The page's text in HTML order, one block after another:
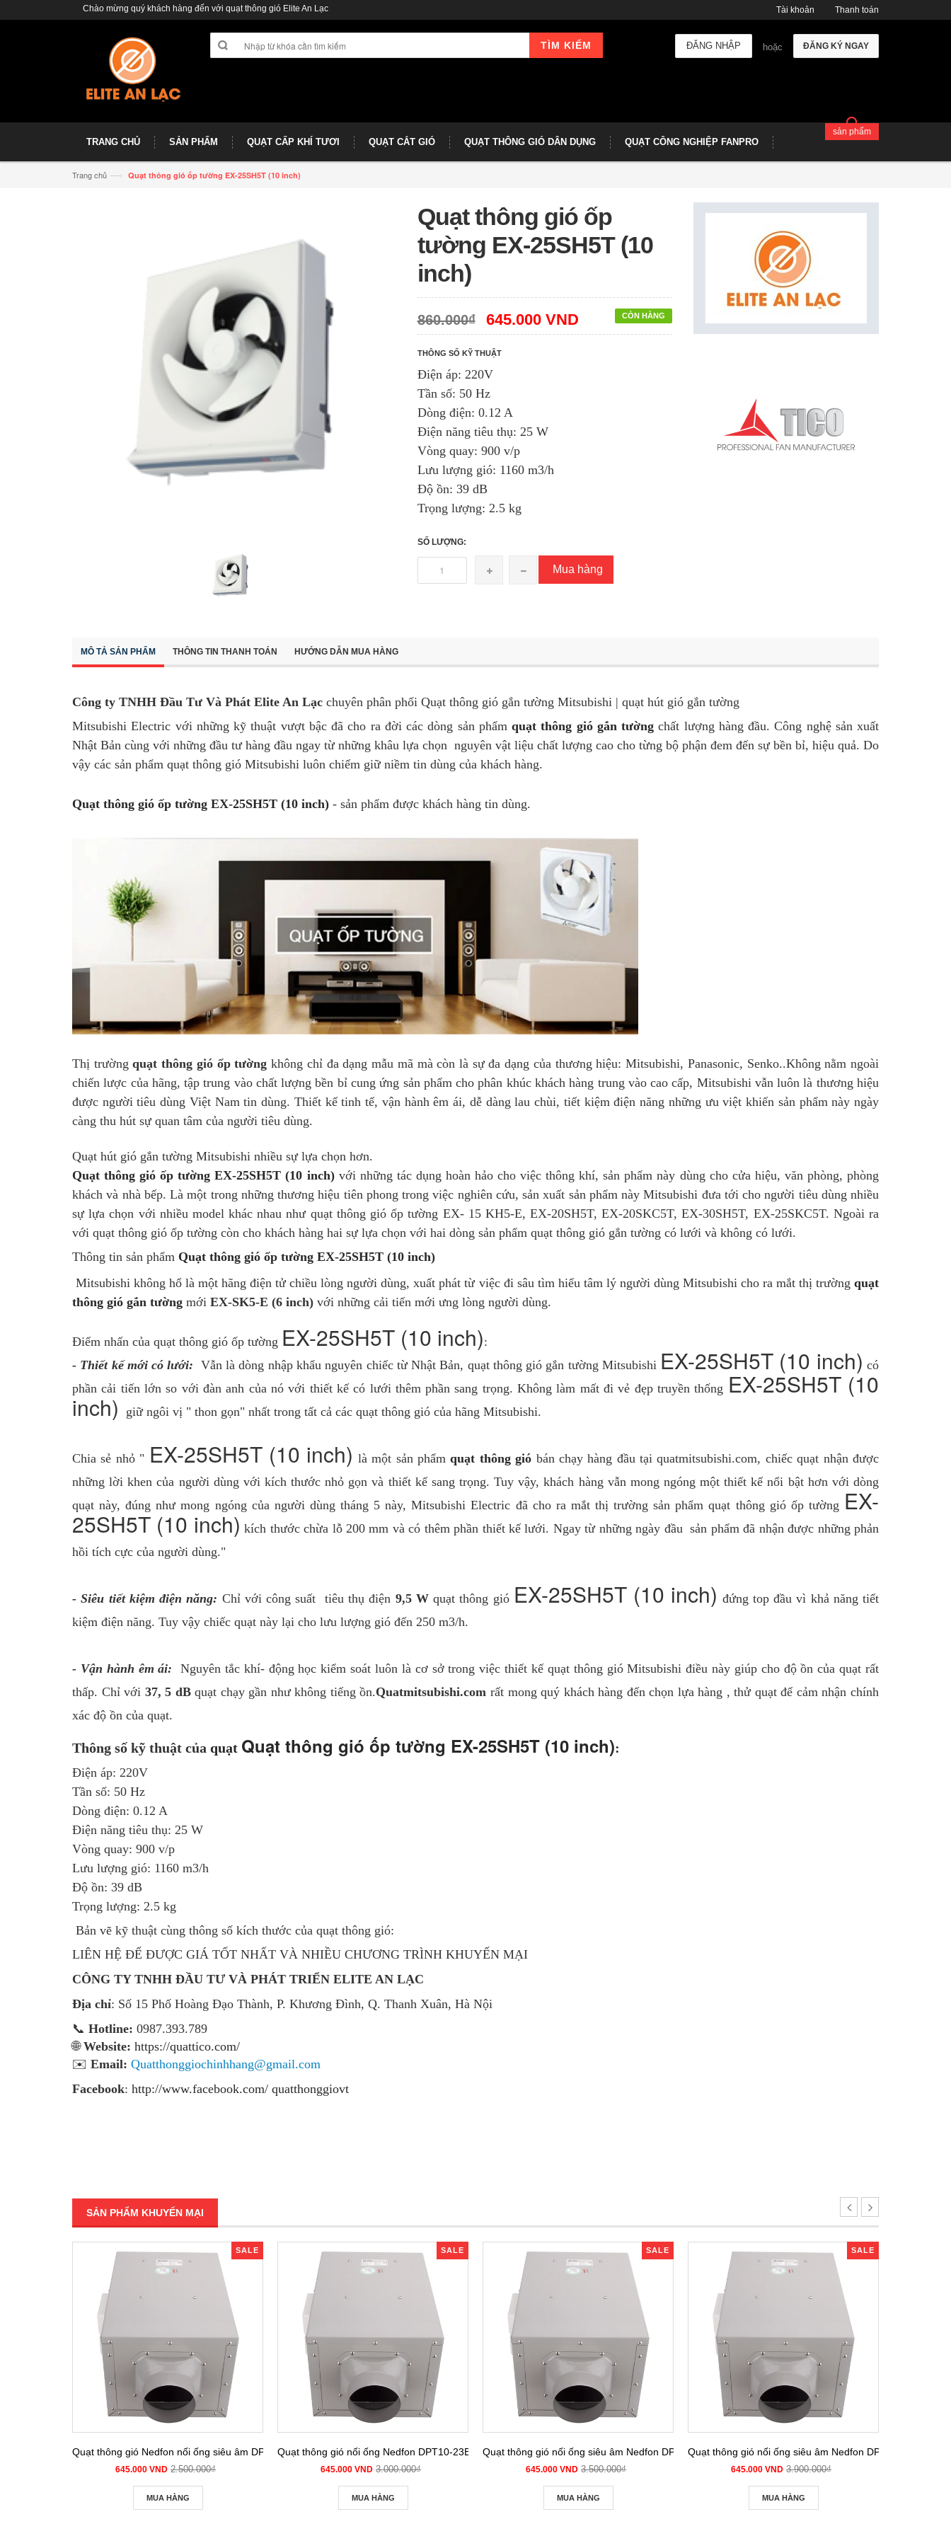
Chào mừng quý khách hàng đến với quạt thông gió Elite An Lạc Tài khoản Thanh toán
TÌM KIẾM ĐĂNG KÝ NGAY
hoặc
ĐĂNG NHẬP
TRANG CHỦ SẢN PHẨM QUẠT CẤP KHÍ TƯƠI QUẠT CẮT GIÓ QUẠT THÔNG GIÓ DÂN DỤNG QUẠT CÔNG NGHIỆP FANPRO
sản phẩm
Trang chủ —› Quạt thông gió ốp tường EX-25SH5T (10 inch)
Quạt thông gió ốp
tường EX-25SH5T (10
inch)
CÒN HÀNG
860.000₫ 645.000 VND
THÔNG SỐ KỸ THUẬT
Điện áp: 220V
Tần số: 50 Hz
Dòng điện: 0.12 A
Điện năng tiêu thụ: 25 W
Vòng quay: 900 v/p
Lưu lượng gió: 1160 m3/h
Độ ồn: 39 dB
Trọng lượng: 2.5 kg
SỐ LƯỢNG:
Mua hàng
MÔ TẢ SẢN PHẨM THÔNG TIN THANH TOÁN HƯỚNG DẪN MUA HÀNG
Công ty TNHH Đầu Tư Và Phát Elite An Lạc chuyên phân phối Quạt thông gió gắn tường Mitsubishi | quạt hút gió gắn tường
Mitsubishi Electric với những kỹ thuật vượt bậc đã cho ra đời các dòng sản phẩm quạt thông gió gắn tường chất lượng hàng đầu. Công nghệ sản xuất
Nhật Bản cùng với những đầu tư hàng đầu ngay từ những khâu lựa chọn nguyên vật liệu chất lượng cao cho từng bộ phận đem đến sự bền bỉ, hiệu quả. Do
vậy các sản phẩm quạt thông gió Mitsubishi luôn chiếm giữ niềm tin dùng của khách hàng.
Quạt thông gió ốp tường EX-25SH5T (10 inch) - sản phẩm được khách hàng tin dùng.
Thị trườngquạt thông gió ốp tường không chỉ đa dạng mẫu mã mà còn là sự đa dạng của thương hiệu: Mitsubishi, Panasonic, Senko..Không nằm ngoài
chiến lược của hãng, tập trung vào chất lượng bền bỉ cung ứng sản phẩm cho phân khúc khách hàng trung vào cao cấp, Mitsubishi vẫn luôn là thương hiệu
được người tiêu dùng Việt Nam tin dùng. Thiết kế tinh tế, vận hành êm ái, dễ dàng lau chùi, tiết kiệm điện năng những ưu việt khiến sản phẩm này ngày
càng thu hút sự quan tâm của người tiêu dùng.
Quạt hút gió gắn tường Mitsubishi nhiều sự lựa chọn hơn.
Quạt thông gió ốp tường EX-25SH5T (10 inch)với những tác dụng hoàn hảo cho việc thông khí, sản phẩm này dùng cho cửa hiệu, văn phòng, phòng
khách và nhà bếp. Là một trong những thương hiệu tiên phong trong việc nghiên cứu, sản xuất sản phẩm này Mitsubishi đưa tới cho người tiêu dùng nhiều
sự lựa chọn với nhiều model khác nhau như quạt thông gió ốp tường EX- 15 KH5-E, EX-20SH5T, EX-20SKC5T, EX-30SH5T, EX-25SKC5T. Ngoài ra
với quạt thông gió ốp tường còn cho khách hàng hai sự lựa chọn với hai dòng sản phẩm quạt thông gió gắn tường có lưới và không có lưới.
Thông tin sản phẩm Quạt thông gió ốp tường EX-25SH5T (10 inch)
Mitsubishi không hổ là một hãng điện tử chiều lòng người dùng, xuất phát từ việc đi sâu tìm hiểu tâm lý người dùng Mitsubishi cho ra mắt thị trường quạt
thông gió gắn tường mới EX-SK5-E (6 inch) với những cải tiến mới ưng lòng người dùng.
Điểm nhấn của quạt thông gió ốp tường EX-25SH5T (10 inch):
- Thiết kế mới có lưới: Vẫn là dòng nhập khẩu nguyên chiếc từ Nhật Bản, quạt thông gió gắn tường Mitsubishi EX-25SH5T (10 inch) có
phần cải tiến lớn so với đàn anh của nó với thiết kế có lưới thêm phần sang trọng. Không làm mất đi vẻ đẹp truyền thống EX-25SH5T (10
inch) giữ ngôi vị " thon gọn" nhất trong tất cả các quạt thông gió của hãng Mitsubishi.
Chia sẻ nhỏ " EX-25SH5T (10 inch) là một sản phẩmquạt thông gió bán chạy hàng đầu tại quatmitsubishi.com, chiếc quạt nhận được
những lời khen của người dùng với kích thước nhỏ gọn và thiết kế sang trọng. Tuy vậy, khách hàng vẫn mong ngóng một thiết kế nổi bật hơn với dòng
quạt này, đúng như mong ngóng của người dùng tháng 5 này, Mitsubishi Electric đã cho ra mắt thị trường sản phẩm quạt thông gió ốp tường EX-
25SH5T (10 inch) kích thước chừa lỗ 200 mm và có thêm phần thiết kế lưới. Ngay từ những ngày đầu sản phẩm đã nhận được những phản
hồi tích cực của người dùng."
- Siêu tiết kiệm điện năng: Chỉ với công suất tiêu thụ điện 9,5 Wquạt thông gió EX-25SH5T (10 inch) đứng top đầu vì khả năng tiết
kiệm điện năng. Tuy vậy chiếc quạt này lại cho lưu lượng gió đến 250 m3/h.
- Vận hành êm ái:
Nguyên tắc khí- động học kiểm soát luôn là cơ sở trong việc thiết kế quạt thông gió Mitsubishi điều này giúp cho độ ồn của quạt rất
thấp. Chỉ với 37, 5 dBquạt chạy gần như không tiếng ồn.Quatmitsubishi.com rất mong quý khách hàng đến chọn lựa hàng , thử quạt để cảm nhận chính
xác độ ồn của quạt.
Thông số kỹ thuật của quạt Quạt thông gió ốp tường EX-25SH5T (10 inch):
Điện áp: 220V
Tần số: 50 Hz
Dòng điện: 0.12 A
Điện năng tiêu thụ: 25 W
Vòng quay: 900 v/p
Lưu lượng gió: 1160 m3/h
Độ ồn: 39 dB
Trọng lượng: 2.5 kg
Bản vẽ kỹ thuật cùng thông số kích thước của quạt thông gió:
LIÊN HỆ ĐỂ ĐƯỢC GIÁ TỐT NHẤT VÀ NHIỀU CHƯƠNG TRÌNH KHUYẾN MẠI
CÔNG TY TNHH ĐẦU TƯ VÀ PHÁT TRIỂN ELITE AN LẠC
Địa chỉ: Số 15 Phố Hoàng Đạo Thành, P. Khương Đình, Q. Thanh Xuân, Hà Nội
📞 Hotline: 0987.393.789
🌐Website: https://quattico.com/
✉️ Email: Quatthonggiochinhhang@gmail.com
Facebook: http://www.facebook.com/ quatthonggiovt
SẢN PHẨM KHUYẾN MẠI
SALE
Quạt thông gió Nedfon nối ống siêu âm DPT 10-12B
645.000 VND 2.500.000₫
MUA HÀNG
SALE
Quạt thông gió nối ống Nedfon DPT10-23B
645.000 VND 3.000.000₫
MUA HÀNG
SALE
Quạt thông gió nối ống siêu âm Nedfon DPT 15-32B
645.000 VND 3.500.000₫
MUA HÀNG
SALE
Quạt thông gió nối ống siêu âm Nedfon DPT 15-42B
645.000 VND 3.900.000₫
MUA HÀNG